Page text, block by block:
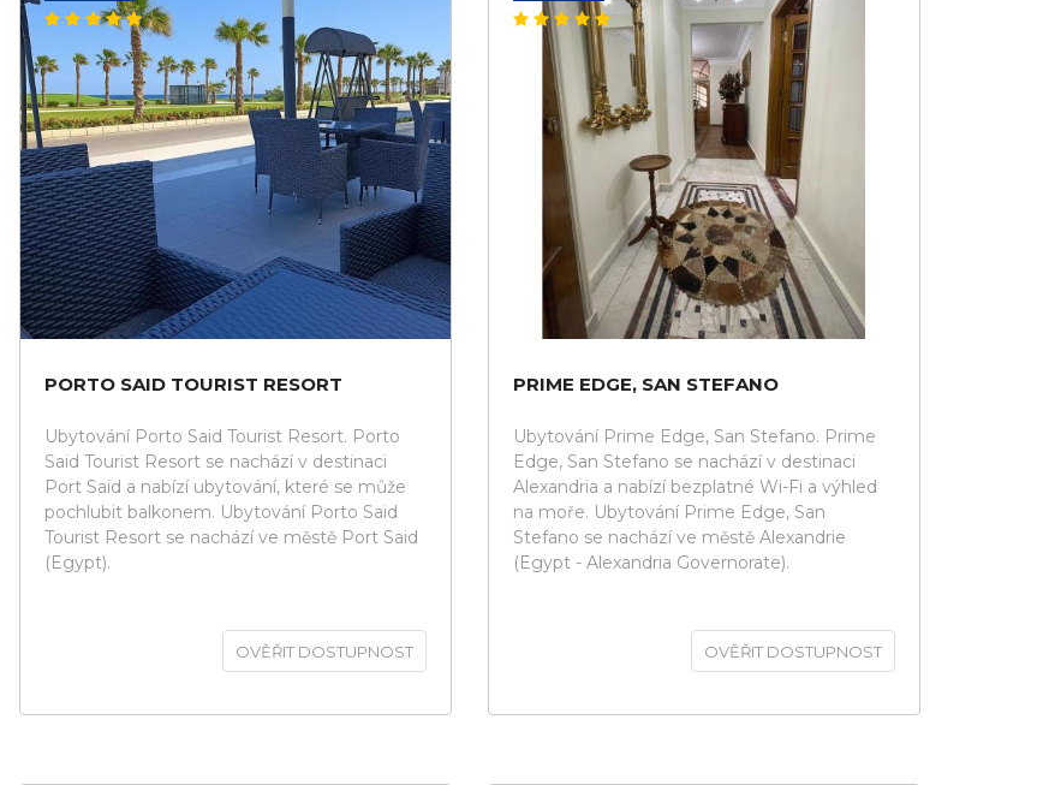
PORTO SAID TOURIST RESORT
Ubytování Porto Said Tourist Resort. Porto
Said Tourist Resort se nachází v destinaci
Port Said a nabízí ubytování, které se může
pochlubit balkonem. Ubytování Porto Said
Tourist Resort se nachází ve městě Port Said
(Egypt).
OVĚŘIT DOSTUPNOST
PRIME EDGE, SAN STEFANO
Ubytování Prime Edge, San Stefano. Prime
Edge, San Stefano se nachází v destinaci
Alexandria a nabízí bezplatné Wi-Fi a výhled
na moře. Ubytování Prime Edge, San
Stefano se nachází ve městě Alexandrie
(Egypt - Alexandria Governorate).
OVĚŘIT DOSTUPNOST